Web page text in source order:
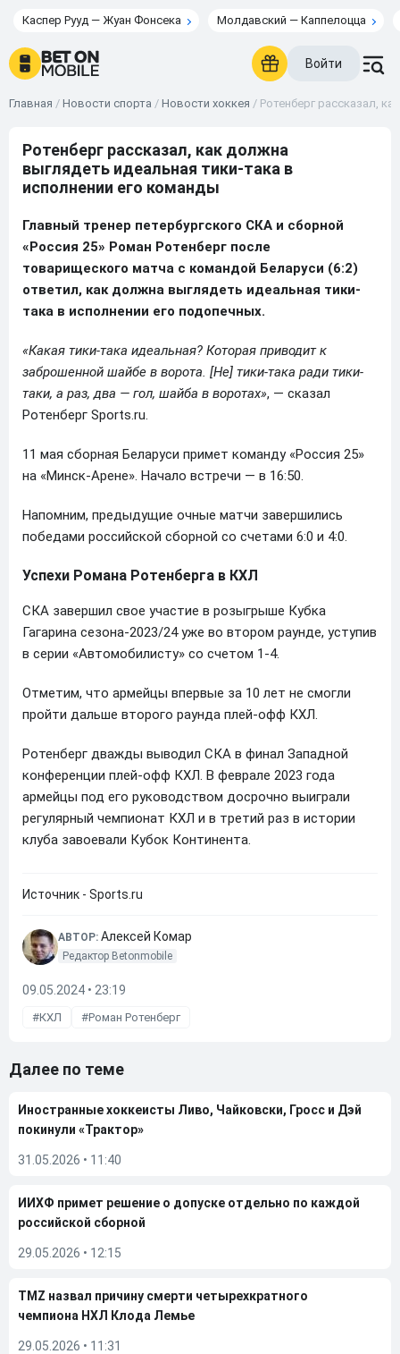
Каспер Рууд — Жуан Фонсека Молдавский — Каппелоцца
Войти
Главная / Новости спорта / Новости хоккея / Ротенберг рассказал,
Ротенберг рассказал, как должна
выглядеть идеальная тики-така в
исполнении его команды
Главный тренер петербургского СКА и сборной
«Россия 25» Роман Ротенберг после
товарищеского матча с командой Беларуси (6:2)
ответил, как должна выглядеть идеальная тики-
така в исполнении его подопечных.
«Какая тики-така идеальная? Которая приводит к
заброшенной шайбе в ворота. [Не] тики-така ради тики-
таки, а раз, два — гол, шайба в воротах», — сказал
Ротенберг Sports.ru.
11 мая сборная Беларуси примет команду «Россия 25»
на «Минск-Арене». Начало встречи — в 16:50.
Напомним, предыдущие очные матчи завершились
победами российской сборной со счетами 6:0 и 4:0.
Успехи Романа Ротенберга в КХЛ
СКА завершил свое участие в розыгрыше Кубка
Гагарина сезона-2023/24 уже во втором раунде, уступив
в серии «Автомобилисту» со счетом 1-4.
Отметим, что армейцы впервые за 10 лет не смогли
пройти дальше второго раунда плей-офф КХЛ.
Ротенберг дважды выводил СКА в финал Западной
конференции плей-офф КХЛ. В феврале 2023 года
армейцы под его руководством досрочно выиграли
регулярный чемпионат КХЛ и в третий раз в истории
клуба завоевали Кубок Континента.
Источник - Sports.ru
АВТОР: Алексей Комар
Редактор Betonmobile
09.05.2024 • 23:19
КХЛ Роман Ротенберг
Далее по теме
Иностранные хоккеисты Ливо, Чайковски, Гросс и Дэй
покинули «Трактор»
31.05.2026 • 11:40
ИИХФ примет решение о допуске отдельно по каждой
российской сборной
29.05.2026 • 12:15
TMZ назвал причину смерти четырехкратного
чемпиона НХЛ Клода Лемье
29.05.2026 • 11:31